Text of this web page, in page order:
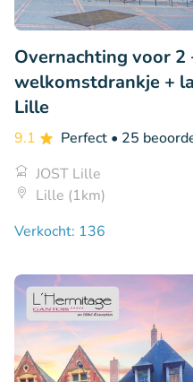
Overnachting voor 2
welkomstdrankje +
Lille
9.1 Perfect • 25
JOST Lille
Lille (1km)
Verkocht: 136